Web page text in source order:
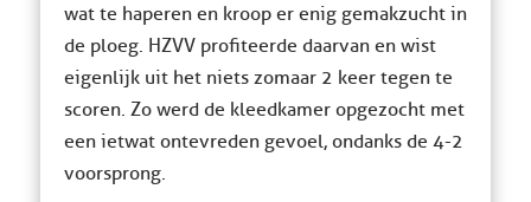
wat te haperen en kroop er enig gemakzucht in
de ploeg. HZVV profiteerde daarvan en wist
eigenlijk uit het niets zomaar 2 keer tegen te
scoren. Zo werd de kleedkamer opgezocht met
een ietwat ontevreden gevoel, ondanks de 4-2
voorsprong.